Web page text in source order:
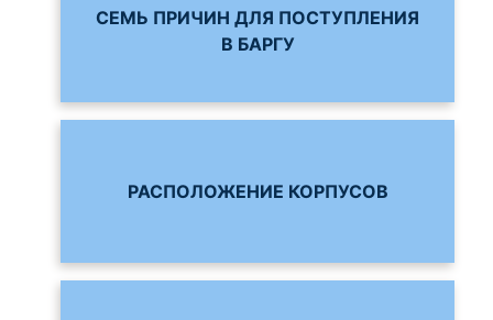
СЕМЬ ПРИЧИН ДЛЯ ПОСТУПЛЕНИЯ
В БАРГУ
РАСПОЛОЖЕНИЕ КОРПУСОВ